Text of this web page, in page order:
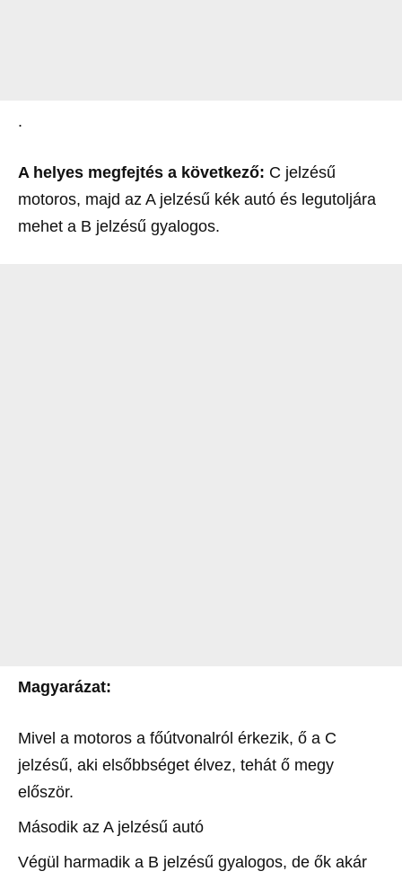
.
A helyes megfejtés a következő: C jelzésű
motoros, majd az A jelzésű kék autó és legutoljára
mehet a B jelzésű gyalogos.
Magyarázat:
Mivel a motoros a főútvonalról érkezik, ő a C
jelzésű, aki elsőbbséget élvez, tehát ő megy
először.
Második az A jelzésű autó
Végül harmadik a B jelzésű gyalogos, de ők akár